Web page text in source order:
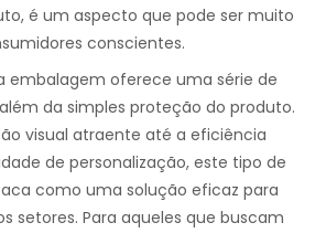
é um aspecto que pode ser muito
conscientes.
embalagem oferece uma série de
da simples proteção do produto.
visual atraente até a eficiência
de personalização, este tipo de
como uma solução eficaz para
setores. Para aqueles que buscam